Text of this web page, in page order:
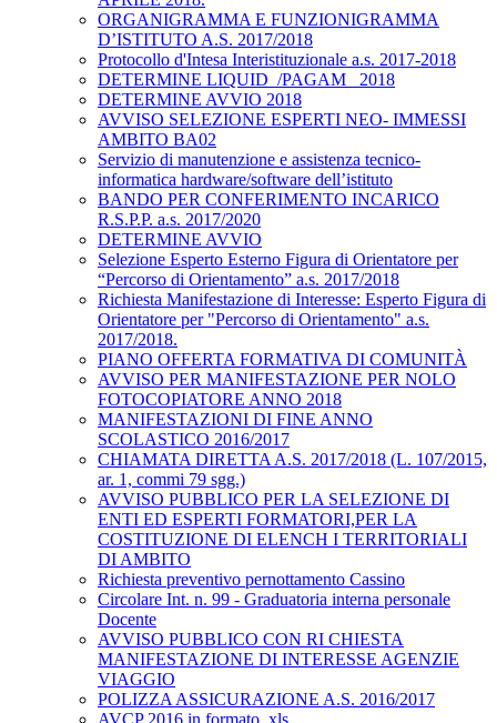
ORGANIGRAMMA E FUNZIONIGRAMMA
D’ISTITUTO A.S. 2017/2018
Protocollo d'Intesa Interistituzionale a.s. 2017-2018
DETERMINE LIQUID_/PAGAM_ 2018
DETERMINE AVVIO 2018
AVVISO SELEZIONE ESPERTI NEO- IMMESSI
AMBITO BA02
Servizio di manutenzione e assistenza tecnico-
informatica hardware/software dell’istituto
BANDO PER CONFERIMENTO INCARICO
R.S.P.P. a.s. 2017/2020
DETERMINE AVVIO
Selezione Esperto Esterno Figura di Orientatore per
“Percorso di Orientamento” a.s. 2017/2018
Richiesta Manifestazione di Interesse: Esperto Figura di
Orientatore per "Percorso di Orientamento" a.s.
2017/2018.
PIANO OFFERTA FORMATIVA DI COMUNITÀ
AVVISO PER MANIFESTAZIONE PER NOLO
FOTOCOPIATORE ANNO 2018
MANIFESTAZIONI DI FINE ANNO
SCOLASTICO 2016/2017
CHIAMATA DIRETTA A.S. 2017/2018 (L. 107/2015,
ar. 1, commi 79 sgg.)
AVVISO PUBBLICO PER LA SELEZIONE DI
ENTI ED ESPERTI FORMATORI,PER LA
COSTITUZIONE DI ELENCH I TERRITORIALI
DI AMBITO
Richiesta preventivo pernottamento Cassino
Circolare Int. n. 99 - Graduatoria interna personale
Docente
AVVISO PUBBLICO CON RI CHIESTA
MANIFESTAZIONE DI INTERESSE AGENZIE
VIAGGIO
POLIZZA ASSICURAZIONE A.S. 2016/2017